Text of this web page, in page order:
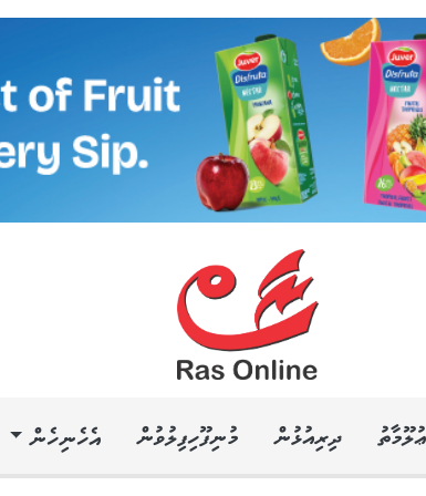
ދިރިއުޅުން މުނިފޫހިފިލުވުން އެހެނިހެން